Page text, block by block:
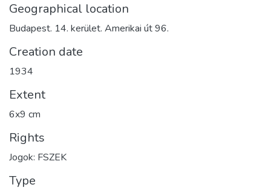
Geographical location
Budapest. 14. kerület. Amerikai út 96.
Creation date
1934
Extent
6x9 cm
Rights
Jogok: FSZEK
Type